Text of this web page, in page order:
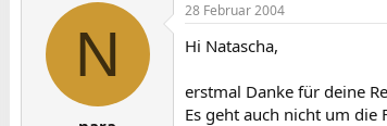
N
28 Februar 2004
Hi Natascha,
erstmal Danke für deine
Es geht auch nicht um